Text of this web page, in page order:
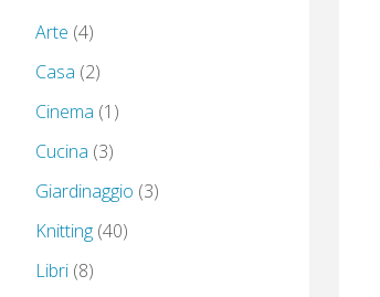
Arte (4)
Casa (2)
Cinema (1)
Cucina (3)
Giardinaggio (3)
Knitting (40)
Libri (8)